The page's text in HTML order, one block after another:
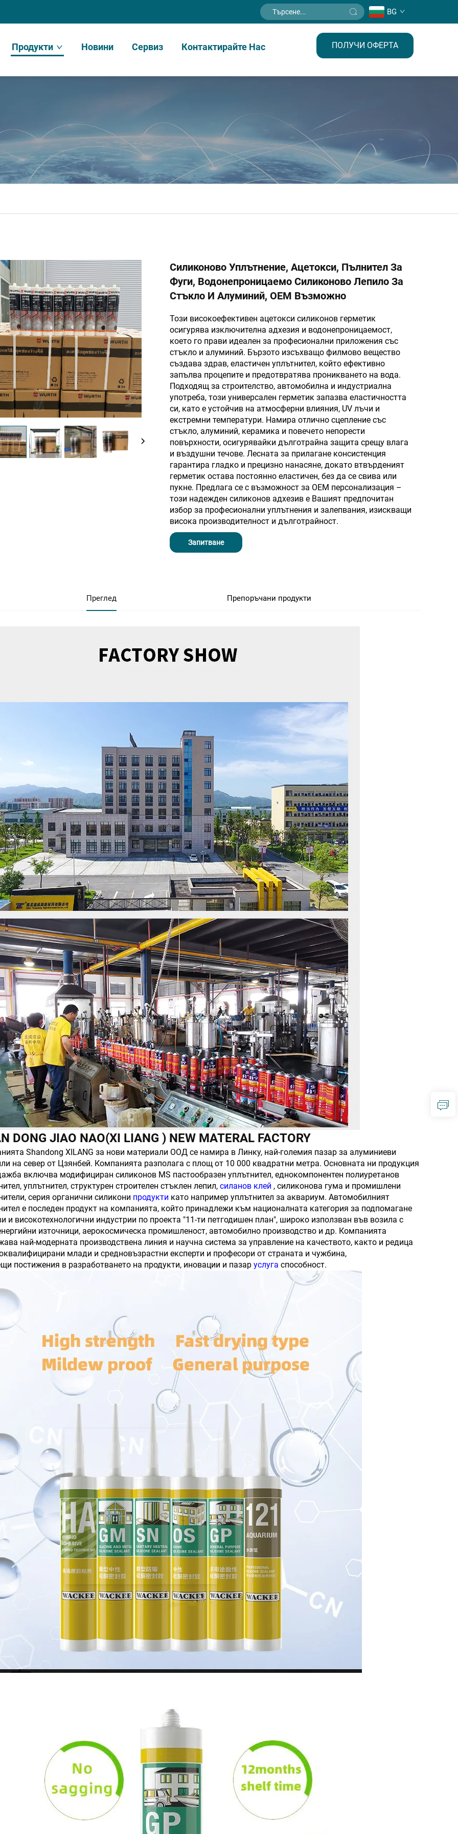
BG
Продукти Новини Сервиз Контактирайте Нас ПОЛУЧИ ОФЕРТА
Силиконово Уплътнение, Ацетокси, Пълнител За
Фуги, Водонепроницаемо Силиконово Лепило За
Стъкло И Алуминий, OEM Възможно
Този високоефективен ацетокси силиконов герметик
осигурява изключителна адхезия и водонепроницаемост,
което го прави идеален за професионални приложения със
стъкло и алуминий. Бързото изсъхващо филмово вещество
създава здрав, еластичен уплътнител, който ефективно
запълва процепите и предотвратява проникването на вода.
Подходящ за строителство, автомобилна и индустриална
употреба, този универсален герметик запазва еластичността
си, като е устойчив на атмосферни влияния, UV лъчи и
екстремни температури. Намира отлично сцепление със
стъкло, алуминий, керамика и повечето непорести
повърхности, осигурявайки дълготрайна защита срещу влага
и въздушни течове. Лесната за прилагане консистенция
гарантира гладко и прецизно нанасяне, докато втвърденият
герметик остава постоянно еластичен, без да се свива или
пукне. Предлага се с възможност за OEM персонализация –
този надежден силиконов адхезив е Вашият предпочитан
избор за професионални уплътнения и залепвания, изискващи
висока производителност и дълготрайност.
Запитване
Преглед Препоръчани продукти
DONG JIAO NAO(XI LIANG ) NEW MATERAL FACTORY
Shandong XILANG за нови материали ООД се намира в Линку, най-големия пазар за алуминиеви
на север от Цзянбей. Компанията разполага с площ от 10 000 квадратни метра. Основната ни продукция
включва модифициран силиконов MS пастообразен уплътнител, еднокомпонентен полиуретанов
уплътнител, структурен строителен стъклен лепил, силанов клей , силиконова гума и промишлени
серия органични силикони продукти като например уплътнител за аквариум. Автомобилният
е последен продукт на компанията, който принадлежи към националната категория за подпомагане
и високотехнологични индустрии по проекта "11-ти петгодишен план", широко използван във возила с
източници, аерокосмическа промишленост, автомобилно производство и др. Компанията
най-модерната производствена линия и научна система за управление на качеството, както и редица
млади и средновъзрастни експерти и професори от страната и чужбина,
постижения в разработването на продукти, иновации и пазар услуга способност.